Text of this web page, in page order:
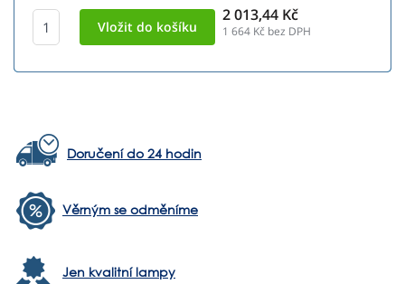
2 013,44 Kč
1 664 Kč bez DPH
Doručení do 24 hodin
Věrným se odměníme
Jen kvalitní lampy